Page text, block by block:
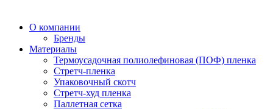
О компании
Бренды
Материалы
Термоусадочная полиолефиновая (ПОФ) пленка
Стретч-пленка
Упаковочный скотч
Стретч-худ пленка
Паллетная сетка